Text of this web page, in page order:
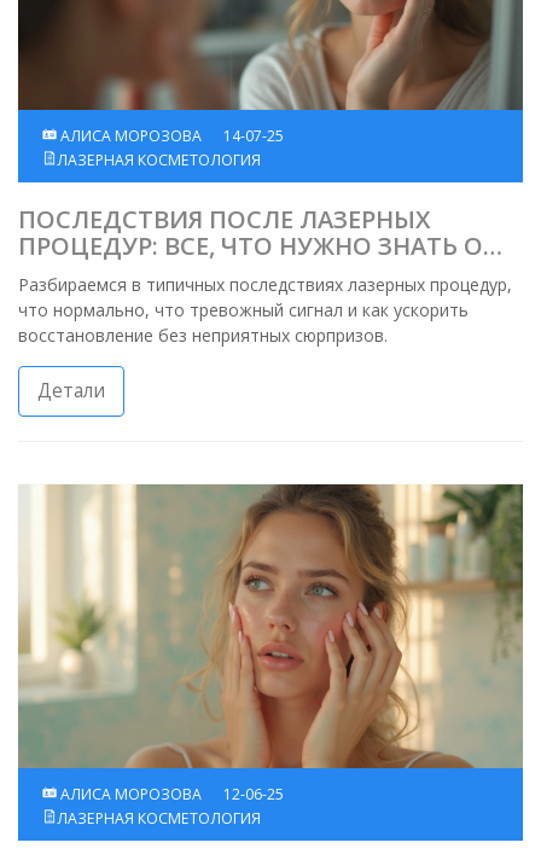
АЛИСА МОРОЗОВА
14-07-25
ЛАЗЕРНАЯ КОСМЕТОЛОГИЯ
ПОСЛЕДСТВИЯ ПОСЛЕ ЛАЗЕРНЫХ
ПРОЦЕДУР: ВСЕ, ЧТО НУЖНО ЗНАТЬ О
БЕЗОПАСНОСТИ И ВОССТАНОВЛЕНИИ
Разбираемся в типичных последствиях лазерных процедур,
что нормально, что тревожный сигнал и как ускорить
восстановление без неприятных сюрпризов.
Детали
АЛИСА МОРОЗОВА
12-06-25
ЛАЗЕРНАЯ КОСМЕТОЛОГИЯ